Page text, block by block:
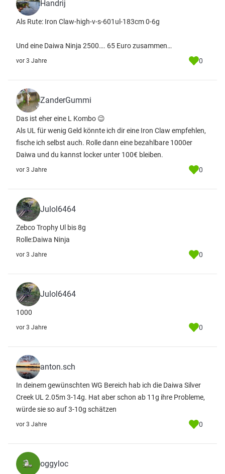
Handrij
Als Rute: Iron Claw-high-v-s-601ul-183cm 0-6g
Und eine Daiwa Ninja 2500…. 65 Euro zusammen…
vor 3 Jahre 0
ZanderGummi
Das ist eher eine L Kombo 😉
Als UL für wenig Geld könnte ich dir eine Iron Claw empfehlen,
fische ich selbst auch. Rolle dann eine bezahlbare 1000er
Daiwa und du kannst locker unter 100€ bleiben.
vor 3 Jahre 0
Julol6464
Zebco Trophy Ul bis 8g
Rolle:Daiwa Ninja
vor 3 Jahre 0
Julol6464
1000
vor 3 Jahre 0
anton.sch
In deinem gewünschten WG Bereich hab ich die Daiwa Silver
Creek UL 2.05m 3-14g. Hat aber schon ab 11g ihre Probleme,
würde sie so auf 3-10g schätzen
vor 3 Jahre 0
oggyloc